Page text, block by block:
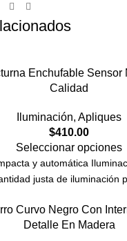
Enchufable Sensor
Calidad
Iluminación, Apliques
$410.00
Seleccionar opciones
y automática
justa de iluminación
Curvo Negro Con
Detalle En Madera